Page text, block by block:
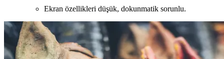
Ekran özellikleri düşük, dokunmatik sorunlu.